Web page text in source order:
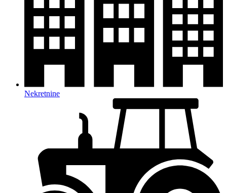
Nekretnine